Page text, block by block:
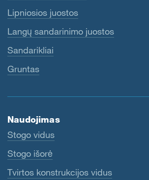
Lipniosios juostos
Langų sandarinimo juostos
Sandarikliai
Gruntas
Naudojimas
Stogo vidus
Stogo išorė
Tvirtos konstrukcijos vidus